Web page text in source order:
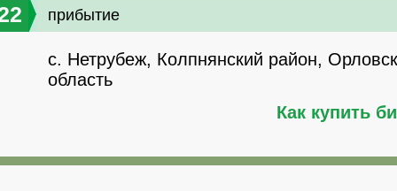
прибытие
с. Нетрубеж, Колпнянский район,
область
Как купить